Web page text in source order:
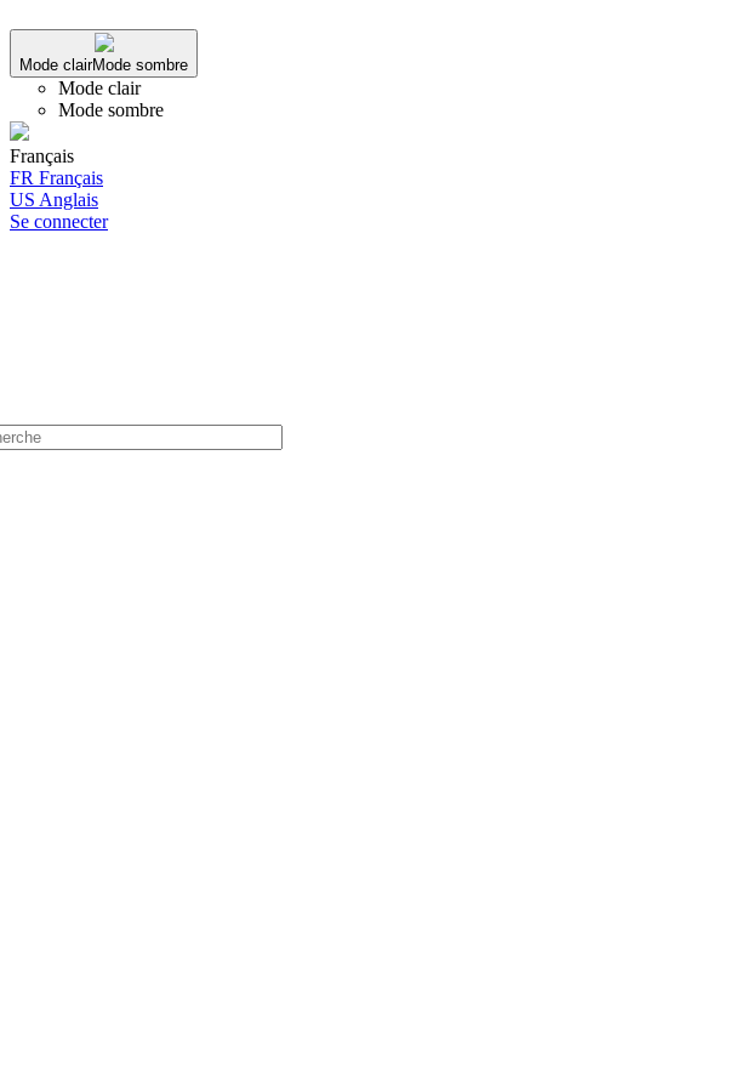
Mode clairMode sombre
Mode clair
Mode sombre
Français
FR Français
US Anglais
Se connecter